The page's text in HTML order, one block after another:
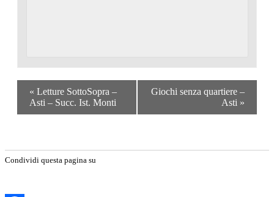
« Letture SottoSopra –
Asti – Succ. Ist. Monti
Giochi senza quartiere –
Asti »
Condividi questa pagina su